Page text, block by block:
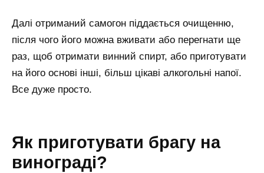
Далі отриманий самогон піддається очищенню,
після чого його можна вживати або перегнати ще
раз, щоб отримати винний спирт, або приготувати
на його основі інші, більш цікаві алкогольні напої.
Все дуже просто.
Як приготувати брагу на
винограді?